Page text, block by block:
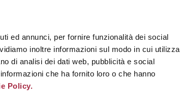
ed annunci, per fornire funzionalità dei social
inoltre informazioni sul modo in cui utilizza
di analisi dei dati web, pubblicità e social
che ha fornito loro o che hanno
Policy.